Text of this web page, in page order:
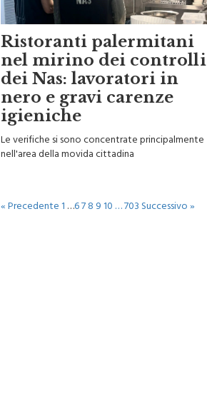
Ristoranti palermitani
nel mirino dei controlli
dei Nas: lavoratori in
nero e gravi carenze
igieniche
Le verifiche si sono concentrate principalmente
nell'area della movida cittadina
« Precedente 1…67 89 10…703Successivo »